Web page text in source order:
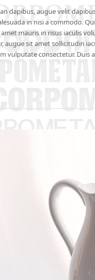
dapibus, augue velit
in nisi a commodo.
mauris in risus iaculis
augue sit amet sollicitudin
vulputate consectetur.